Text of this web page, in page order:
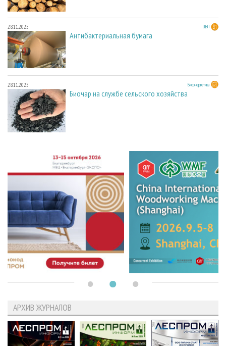
28.11.2025 ЦБП
Антибактериальная бумага
28.11.2025 Биоэнергетика
Биочар на службе сельского хозяйства
АРХИВ ЖУРНАЛОВ